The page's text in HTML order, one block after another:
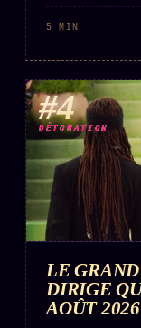
5 MIN
#4
DÉTONATION
LE
DIRIGE
AOÛT 2026